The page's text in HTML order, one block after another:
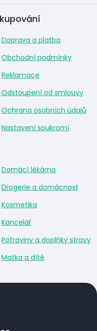
Domácí lékárna
Drogerie a domácnost
Kosmetika
Kancelář
Potraviny a doplňky stravy
Matka a dítě
Doprava a platba
Obchodní podmínky
Reklamace
Odstoupení od smlouvy
Ochrana osobních údajů
Nastavení soukromí